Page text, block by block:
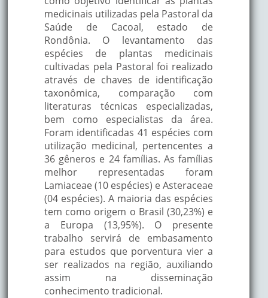
medicinais utilizadas pela Pastoral da
Saúde de Cacoal, estado de
Rondônia. O levantamento das
espécies de plantas medicinais
cultivadas pela Pastoral foi realizado
através de chaves de identificação
taxonômica, comparação com
literaturas técnicas especializadas,
bem como especialistas da área.
Foram identificadas 41 espécies com
utilização medicinal, pertencentes a
36 gêneros e 24 famílias. As famílias
melhor representadas foram
Lamiaceae (10 espécies) e Asteraceae
(04 espécies). A maioria das espécies
tem como origem o Brasil (30,23%) e
a Europa (13,95%). O presente
trabalho servirá de embasamento
para estudos que porventura vier a
ser realizados na região, auxiliando
assim na disseminação
conhecimento tradicional.